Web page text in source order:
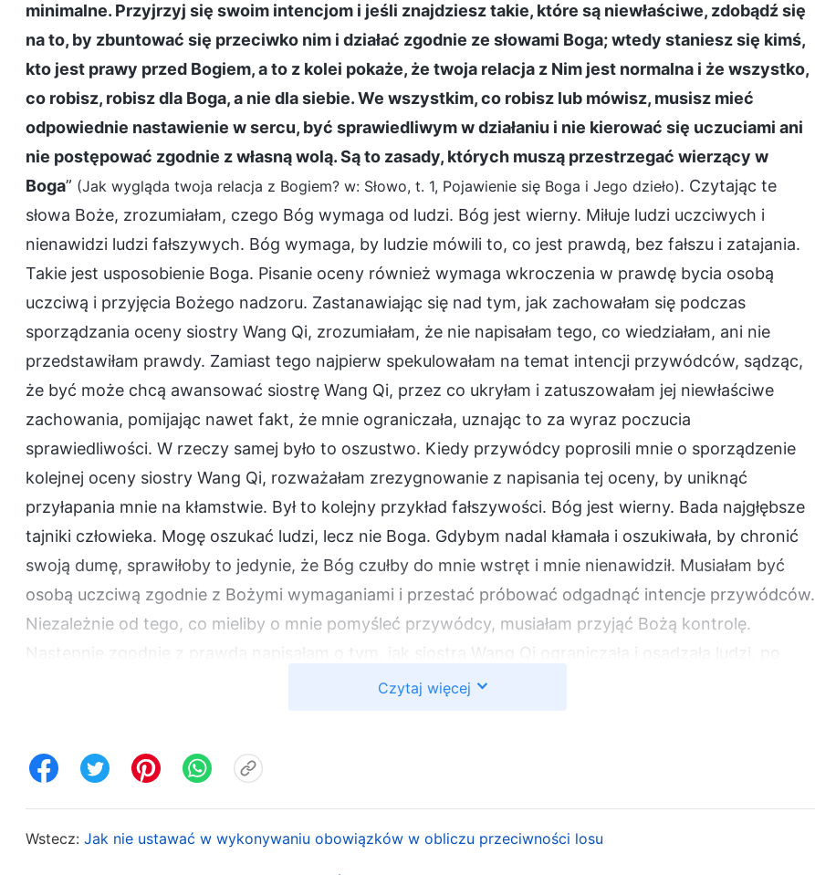
minimalne. Przyjrzyj się swoim intencjom i jeśli znajdziesz takie, które są niewłaściwe, zdobądź się
na to, by zbuntować się przeciwko nim i działać zgodnie ze słowami Boga; wtedy staniesz się kimś,
kto jest prawy przed Bogiem, a to z kolei pokaże, że twoja relacja z Nim jest normalna i że wszystko,
co robisz, robisz dla Boga, a nie dla siebie. We wszystkim, co robisz lub mówisz, musisz mieć
odpowiednie nastawienie w sercu, być sprawiedliwym w działaniu i nie kierować się uczuciami ani
nie postępować zgodnie z własną wolą. Są to zasady, których muszą przestrzegać wierzący w
Boga” (Jak wygląda twoja relacja z Bogiem? w: Słowo, t. 1, Pojawienie się Boga i Jego dzieło). Czytając te
słowa Boże, zrozumiałam, czego Bóg wymaga od ludzi. Bóg jest wierny. Miłuje ludzi uczciwych i
nienawidzi ludzi fałszywych. Bóg wymaga, by ludzie mówili to, co jest prawdą, bez fałszu i zatajania.
Takie jest usposobienie Boga. Pisanie oceny również wymaga wkroczenia w prawdę bycia osobą
uczciwą i przyjęcia Bożego nadzoru. Zastanawiając się nad tym, jak zachowałam się podczas
sporządzania oceny siostry Wang Qi, zrozumiałam, że nie napisałam tego, co wiedziałam, ani nie
przedstawiłam prawdy. Zamiast tego najpierw spekulowałam na temat intencji przywódców, sądząc,
że być może chcą awansować siostrę Wang Qi, przez co ukryłam i zatuszowałam jej niewłaściwe
zachowania, pomijając nawet fakt, że mnie ograniczała, uznając to za wyraz poczucia
sprawiedliwości. W rzeczy samej było to oszustwo. Kiedy przywódcy poprosili mnie o sporządzenie
kolejnej oceny siostry Wang Qi, rozważałam zrezygnowanie z napisania tej oceny, by uniknąć
przyłapania mnie na kłamstwie. Był to kolejny przykład fałszywości. Bóg jest wierny. Bada najgłębsze
tajniki człowieka. Mogę oszukać ludzi, lecz nie Boga. Gdybym nadal kłamała i oszukiwała, by chronić
swoją dumę, sprawiłoby to jedynie, że Bóg czułby do mnie wstręt i mnie nienawidził. Musiałam być
osobą uczciwą zgodnie z Bożymi wymaganiami i przestać próbować odgadnąć intencje przywódców.
Niezależnie od tego, co mieliby o mnie pomyśleć przywódcy, musiałam przyjąć Bożą kontrolę.
Następnie zgodnie z prawdą napisałam o tym, jak siostra Wang Qi ograniczała i osądzała ludzi, po
czym przekazałam to przywódcom. Dopiero wówczas poczułam ulgę. Niedługo potem przywódcy
innych z powodu swojej impulsywności. Tworzyła również kliki i osądzała swoich współpracowników
swoich zwierzchników, jak i podwładnych, i nie wykonywała prawdziwej pracy, a kiedy bracia i siostry
Czytaj więcej
Wstecz: Jak nie ustawać w wykonywaniu obowiązków w obliczu przeciwności losu